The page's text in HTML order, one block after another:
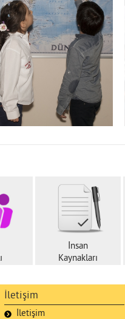
İnsan
Kaynakları
İletişim
İletişim